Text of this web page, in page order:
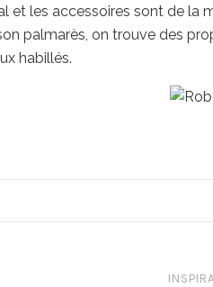
et les accessoires sont de la
palmarès, on trouve des
habillés.